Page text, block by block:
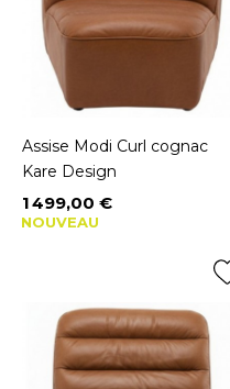
Assise Modi Curl cognac
Kare Design
Prix
1 499,00 €
NOUVEAU